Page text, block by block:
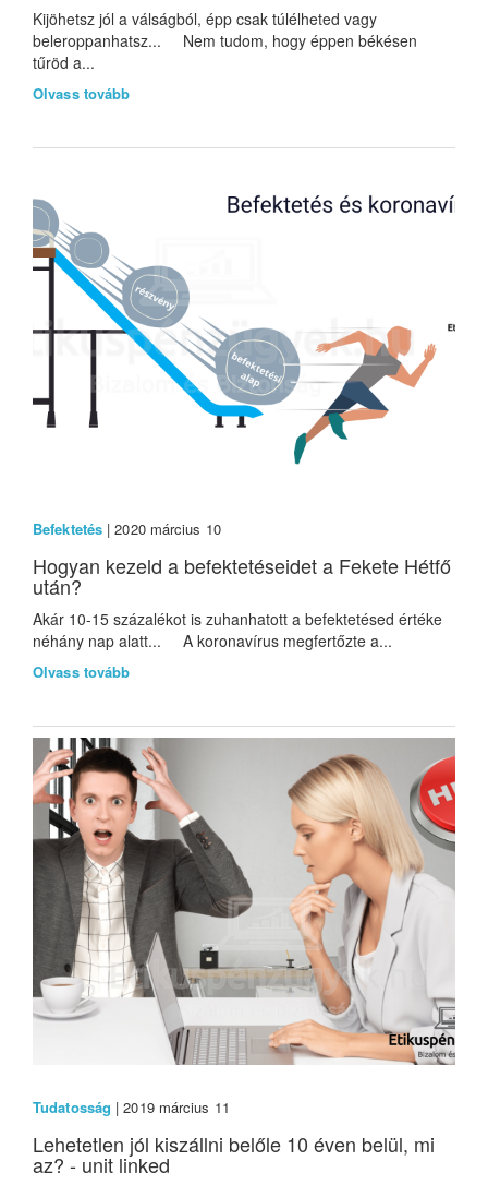
Kijöhetsz jól a válságból, épp csak túlélheted vagy
beleroppanhatsz... Nem tudom, hogy éppen békésen
tűröd a...
Olvass tovább
Befektetés | 2020 március 10
Hogyan kezeld a befektetéseidet a Fekete Hétfő
után?
Akár 10-15 százalékot is zuhanhatott a befektetésed értéke
néhány nap alatt... A koronavírus megfertőzte a...
Olvass tovább
Tudatosság | 2019 március 11
Lehetetlen jól kiszállni belőle 10 éven belül, mi
az? - unit linked